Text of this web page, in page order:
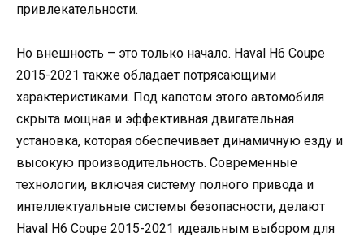
привлекательности.
Но внешность – это только начало. Haval H6 Coupe
2015-2021 также обладает потрясающими
характеристиками. Под капотом этого автомобиля
скрыта мощная и эффективная двигательная
установка, которая обеспечивает динамичную езду и
высокую производительность. Современные
технологии, включая систему полного привода и
интеллектуальные системы безопасности, делают
Haval H6 Coupe 2015-2021 идеальным выбором для